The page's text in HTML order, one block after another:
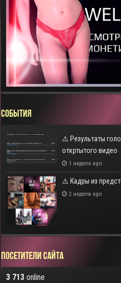
СОБЫТИЯ
⚠️ Результаты
откртытого видео
1 неделя ago
⚠️ Кадры из
2 недели ago
Посетители сайта
3 713 online